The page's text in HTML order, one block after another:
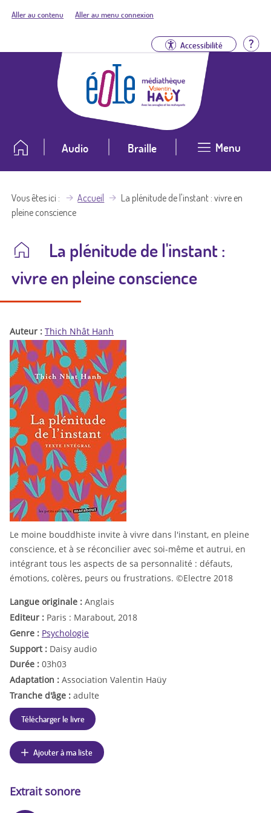
Aller au contenu Aller au menu connexion
Accessibilité
Audio Braille Menu
Vous êtes ici Accueil
La plénitude de l'instant : vivre en
pleine conscience
La plénitude de l'instant :
vivre en pleine conscience
Auteur : Thich Nhât Hanh
Le moine bouddhiste invite à vivre dans l'instant, en pleine
conscience, et à se réconcilier avec soi-même et autrui, en
intégrant tous les aspects de sa personnalité : défauts,
émotions, colères, peurs ou frustrations. ©Electre 2018
Langue originale : Anglais
Editeur : Paris : Marabout, 2018
Genre : Psychologie
Support : Daisy audio
Durée : 03h03
Adaptation : Association Valentin Haüy
Tranche d'âge : adulte
Télécharger le livre
Ajouter à ma liste
Extrait sonore